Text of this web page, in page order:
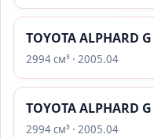
TOYOTA ALPHARD
2994 см³ · 2005.04
TOYOTA ALPHARD
2994 см³ · 2005.04